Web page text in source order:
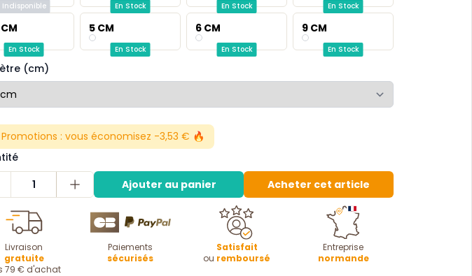
Indisponible En Stock En Stock En Stock
En Stock
5 CM
En Stock
6 CM
En Stock
9 CM
En Stock
(cm)
Promotions : vous économisez -3,53 € 🔥
1
Ajouter au panier Acheter cet article
Livraison
gratuite
79 € d'achat
Paiements
sécurisés
Satisfait
ou remboursé
Entreprise
normande